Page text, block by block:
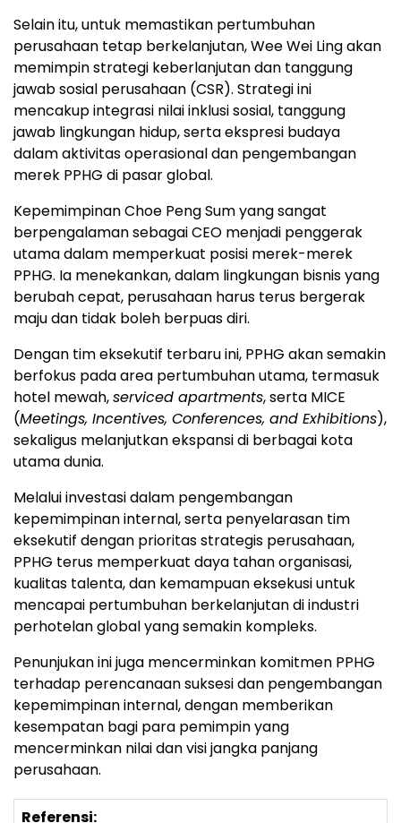
Selain itu, untuk memastikan pertumbuhan
perusahaan tetap berkelanjutan, Wee Wei Ling akan
memimpin strategi keberlanjutan dan tanggung
jawab sosial perusahaan (CSR). Strategi ini
mencakup integrasi nilai inklusi sosial, tanggung
jawab lingkungan hidup, serta ekspresi budaya
dalam aktivitas operasional dan pengembangan
merek PPHG di pasar global.
Kepemimpinan Choe Peng Sum yang sangat
berpengalaman sebagai CEO menjadi penggerak
utama dalam memperkuat posisi merek-merek
PPHG. Ia menekankan, dalam lingkungan bisnis yang
berubah cepat, perusahaan harus terus bergerak
maju dan tidak boleh berpuas diri.
Dengan tim eksekutif terbaru ini, PPHG akan semakin
berfokus pada area pertumbuhan utama, termasuk
hotel mewah,serviced apartments, serta MICE
(Meetings, Incentives, Conferences, and Exhibitions),
sekaligus melanjutkan ekspansi di berbagai kota
utama dunia.
Melalui investasi dalam pengembangan
kepemimpinan internal, serta penyelarasan tim
eksekutif dengan prioritas strategis perusahaan,
PPHG terus memperkuat daya tahan organisasi,
kualitas talenta, dan kemampuan eksekusi untuk
mencapai pertumbuhan berkelanjutan di industri
perhotelan global yang semakin kompleks.
Penunjukan ini juga mencerminkan komitmen PPHG
terhadap perencanaan suksesi dan pengembangan
kepemimpinan internal, dengan memberikan
kesempatan bagi para pemimpin yang
mencerminkan nilai dan visi jangka panjang
perusahaan.
Referensi: